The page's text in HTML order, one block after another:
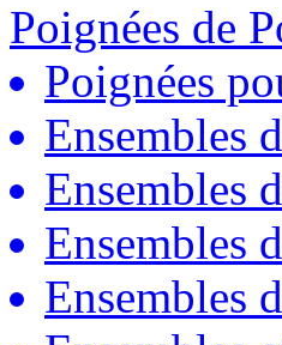
Poignées de
Poignées
Ensembles
Ensembles
Ensembles
Ensembles